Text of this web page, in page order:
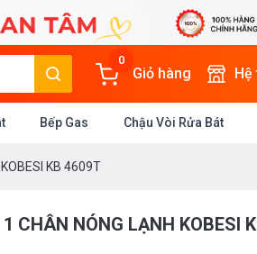
0
Giỏ hàng
Bếp Gas Chậu Vòi Rửa Bát
KB 4609T
CHÂN NÓNG LẠNH KOBESI